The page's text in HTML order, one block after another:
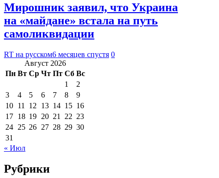
Мирошник заявил, что Украина
на «майдане» встала на путь
самоликвидации
RT на русском6 месяцев спустя 0
Август 2026
Пн Вт Ср Чт Пт Сб Вс
1
2
3
4 5 6 7 8
9
10 11 12 13 14 15 16
17 18 19 20 21 22 23
24 25 26 27 28 29 30
31
« Июл
Рубрики